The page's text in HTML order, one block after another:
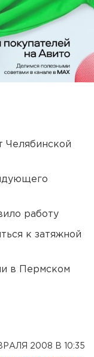
Челябинской
работу
к затяжной
в Пермском
2008 В 10:35